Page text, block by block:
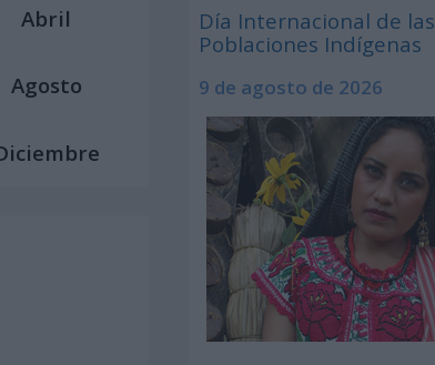
Abril
Agosto
Día Internacional de las
Poblaciones Indígenas
9 de agosto de 2026